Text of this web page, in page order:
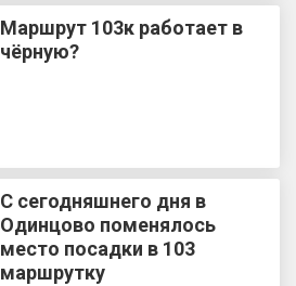
Маршрут 103к работает в
чёрную?
С сегодняшнего дня в
Одинцово поменялось
место посадки в 103
маршрутку